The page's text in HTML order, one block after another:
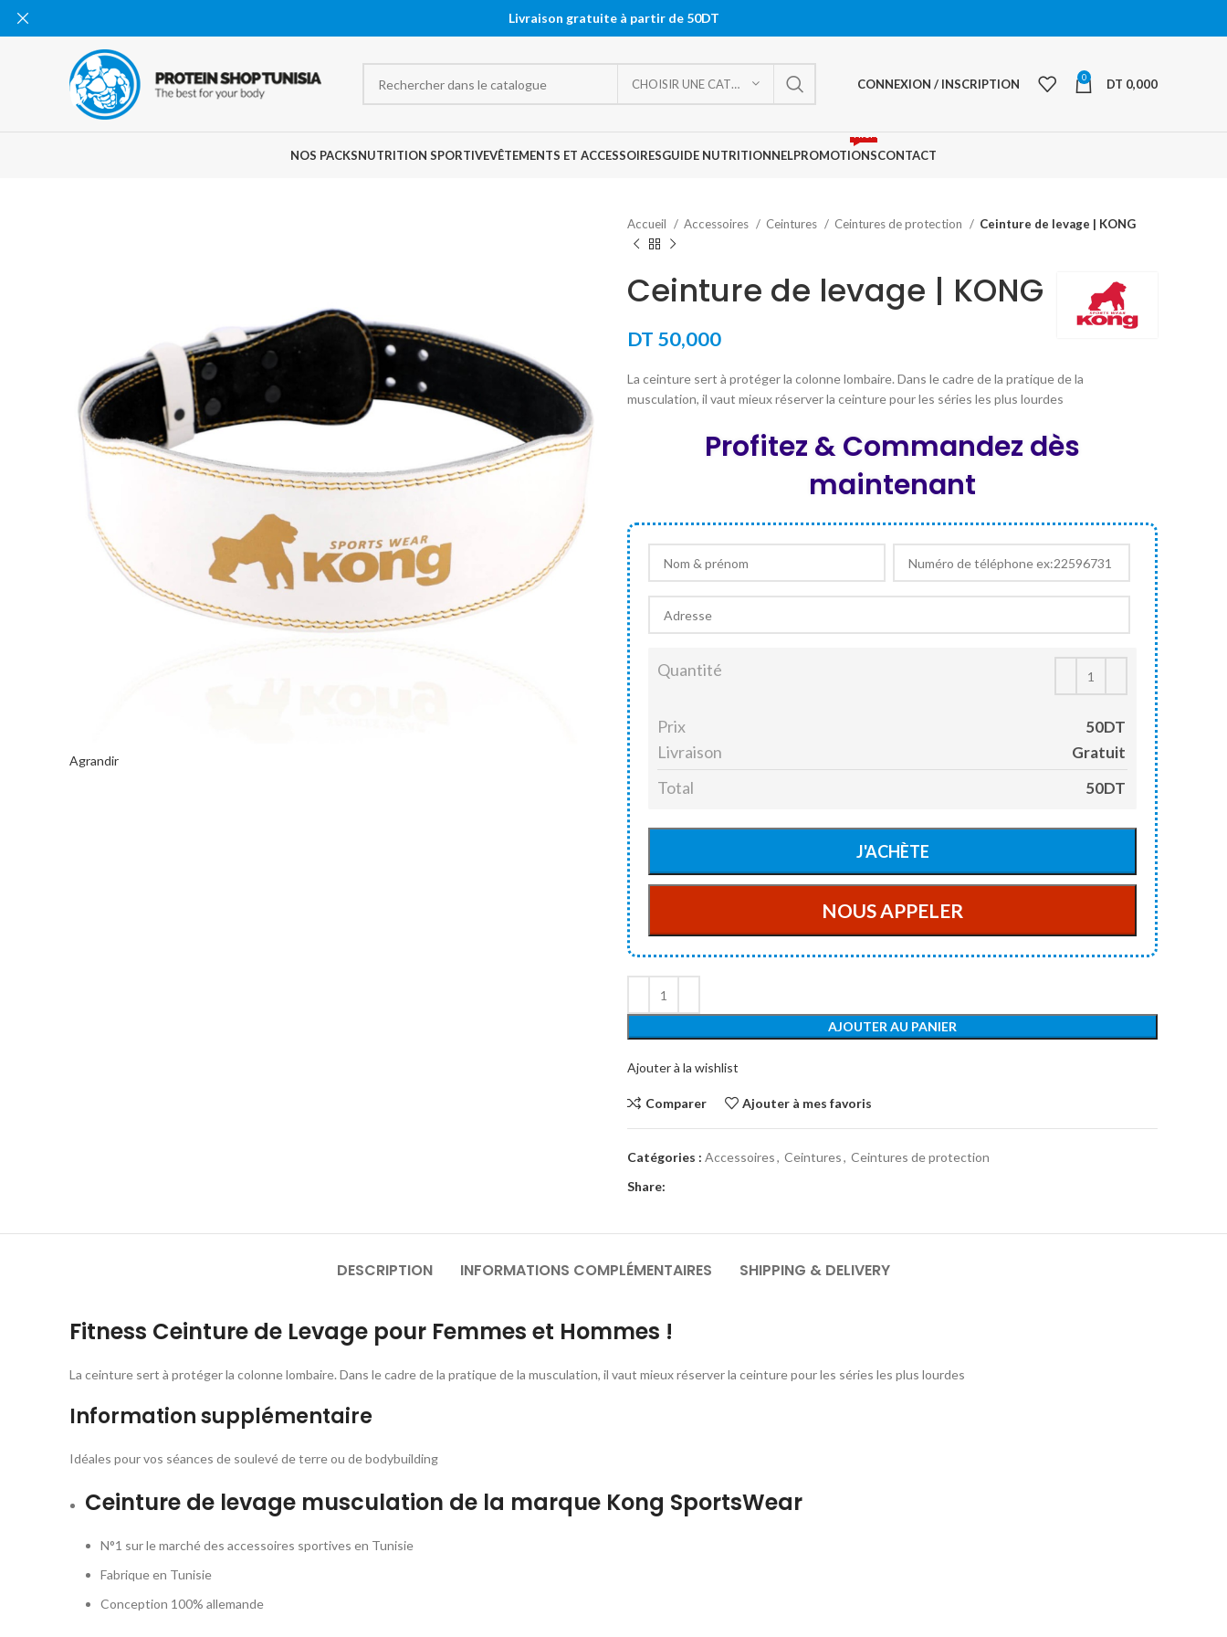
CHOISIR UNE CATÉGORIE CONNEXION / INSCRIPTION 0 DT 0,000
NOS PACKSNUTRITION SPORTIVEVÊTEMENTS ET ACCESSOIRESGUIDE NUTRITIONNELPROMOTIONSCONTACT
Agrandir
Accueil Accessoires Ceintures Ceintures de protection Ceinture de levage | KONG
Ceinture de levage | KONG
DT 50,000
La ceinture sert à protéger la colonne lombaire. Dans le cadre de la pratique de la
musculation, il vaut mieux réserver la ceinture pour les séries les plus lourdes
Profitez & Commandez dès
maintenant
Quantité
Prix 50DT
Livraison Gratuit
Total 50DT
AJOUTER AU PANIER
Ajouter à la wishlist
Comparer Ajouter à mes favoris
Catégories : Accessoires, Ceintures, Ceintures de protection
Share:
DESCRIPTION INFORMATIONS COMPLÉMENTAIRES SHIPPING & DELIVERY
Fitness Ceinture de Levage pour Femmes et Hommes !
La ceinture sert à protéger la colonne lombaire. Dans le cadre de la pratique de la musculation, il vaut mieux réserver la ceinture pour les séries les plus lourdes
Information supplémentaire
Idéales pour vos séances de soulevé de terre ou de bodybuilding
Ceinture de levage musculation de la marque Kong SportsWear
N°1 sur le marché des accessoires sportives en Tunisie
Fabrique en Tunisie
Conception 100% allemande
Livraison gratuite à partir de 50DT